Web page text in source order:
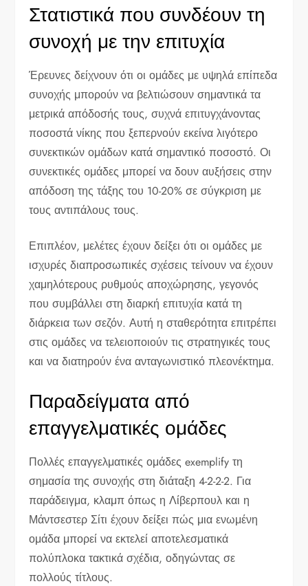
Στατιστικά που συνδέουν τη
συνοχή με την επιτυχία
Έρευνες δείχνουν ότι οι ομάδες με υψηλά επίπεδα
συνοχής μπορούν να βελτιώσουν σημαντικά τα
μετρικά απόδοσής τους, συχνά επιτυγχάνοντας
ποσοστά νίκης που ξεπερνούν εκείνα λιγότερο
συνεκτικών ομάδων κατά σημαντικό ποσοστό. Οι
συνεκτικές ομάδες μπορεί να δουν αυξήσεις στην
απόδοση της τάξης του 10-20% σε σύγκριση με
τους αντιπάλους τους.
Επιπλέον, μελέτες έχουν δείξει ότι οι ομάδες με
ισχυρές διαπροσωπικές σχέσεις τείνουν να έχουν
χαμηλότερους ρυθμούς αποχώρησης, γεγονός
που συμβάλλει στη διαρκή επιτυχία κατά τη
διάρκεια των σεζόν. Αυτή η σταθερότητα επιτρέπει
στις ομάδες να τελειοποιούν τις στρατηγικές τους
και να διατηρούν ένα ανταγωνιστικό πλεονέκτημα.
Παραδείγματα από
επαγγελματικές ομάδες
Πολλές επαγγελματικές ομάδες exemplify τη
σημασία της συνοχής στη διάταξη 4-2-2-2. Για
παράδειγμα, κλαμπ όπως η Λίβερπουλ και η
Μάντσεστερ Σίτι έχουν δείξει πώς μια ενωμένη
ομάδα μπορεί να εκτελεί αποτελεσματικά
πολύπλοκα τακτικά σχέδια, οδηγώντας σε
πολλούς τίτλους.